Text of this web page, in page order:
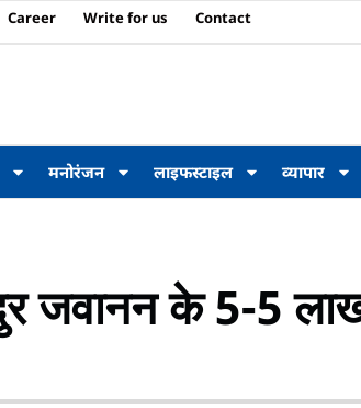
Career Write for us Contact
मनोरंजन लाइफस्टाइल व्यापार
जवानन के 5-5